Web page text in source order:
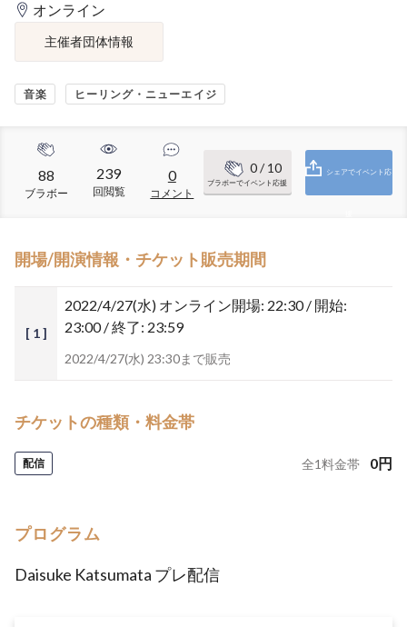
オンライン
主催者団体情報
音楽 ヒーリング・ニューエイジ
88
ブラボー
239
回閲覧
0
コメント
0/ 10
ブラボーでイベント応援
シェアでイベント応
開場/開演情報・チケット販売期間
[ 1 ]
2022/4/27(水) オンライン開場: 22:30 / 開始:
23:00 / 終了: 23:59
2022/4/27(水) 23:30まで販売
チケットの種類・料金帯
配信 全1料金帯 0円
プログラム
Daisuke Katsumata プレ配信